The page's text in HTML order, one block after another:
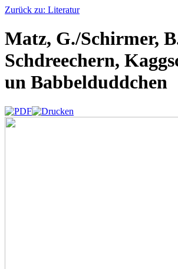
Zurück zu: Literatur
Matz, G./Schirmer,
Schdreechern,
un Babbelduddchen